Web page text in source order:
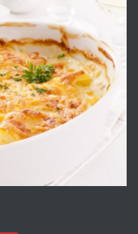
преди 2 дни
СГРАДА КВ.